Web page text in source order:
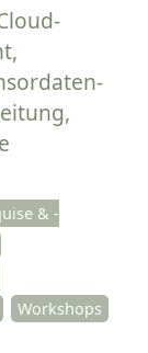
& -
Workshops